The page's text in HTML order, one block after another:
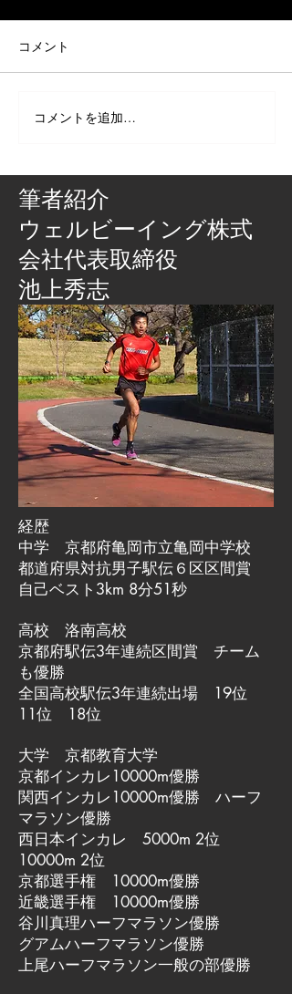
コメント
コメントを追加…
筆者紹介
​ウェルビーイング株式
会社代表取締役
池上秀志
経歴
中学 京都府亀岡市立亀岡中学校
都道府県対抗男子駅伝６区区間賞
自己ベスト3km 8分51秒
高校 洛南高校
京都府駅伝3年連続区間賞 チーム
も優勝
全国高校駅伝3年連続出場 19位
11位 18位
大学 京都教育大学
京都インカレ10000m優勝
関西インカレ10000m優勝 ハーフ
マラソン優勝
西日本インカレ 5000m 2位
10000m 2位
京都選手権 10000m優勝
近畿選手権 10000m優勝
谷川真理ハーフマラソン優勝
グアムハーフマラソン優勝
上尾ハーフマラソン一般の部優勝